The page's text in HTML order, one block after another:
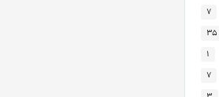
۷
۳۵
۱
۷